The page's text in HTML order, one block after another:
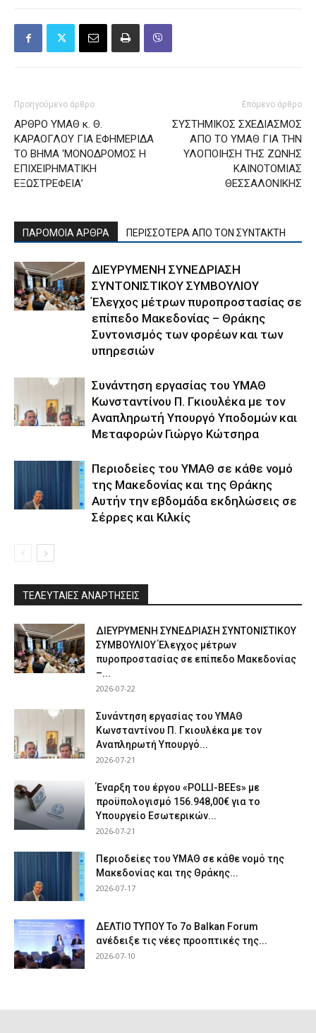
Προηγούμενο άρθρο
ΑΡΘΡΟ ΥΜΑΘ κ. Θ.
ΚΑΡΑΟΓΛΟΥ ΓΙΑ ΕΦΗΜΕΡΙΔΑ
ΤΟ ΒΗΜΑ ‘ΜΟΝΟΔΡΟΜΟΣ Η
ΕΠΙΧΕΙΡΗΜΑΤΙΚΗ
ΕΞΩΣΤΡΕΦΕΙΑ’
Επόμενο άρθρο
ΣΥΣΤΗΜΙΚΟΣ ΣΧΕΔΙΑΣΜΟΣ
ΑΠΟ ΤΟ ΥΜΑΘ ΓΙΑ ΤΗΝ
ΥΛΟΠΟΙΗΣΗ ΤΗΣ ΖΩΝΗΣ
ΚΑΙΝΟΤΟΜΙΑΣ
ΘΕΣΣΑΛΟΝΙΚΗΣ
ΠΑΡΟΜΟΙΑ ΑΡΘΡΑ ΠΕΡΙΣΣΟΤΕΡΑ ΑΠΟ ΤΟΝ ΣΥΝΤΑΚΤΗ
ΔΙΕΥΡΥΜΕΝΗ ΣΥΝΕΔΡΙΑΣΗ
ΣΥΝΤΟΝΙΣΤΙΚΟΥ ΣΥΜΒΟΥΛΙΟΥ
Έλεγχος μέτρων πυροπροστασίας σε
επίπεδο Μακεδονίας – Θράκης
Συντονισμός των φορέων και των
υπηρεσιών
Συνάντηση εργασίας του ΥΜΑΘ
Κωνσταντίνου Π. Γκιουλέκα με τον
Αναπληρωτή Υπουργό Υποδομών και
Μεταφορών Γιώργο Κώτσηρα
Περιοδείες του ΥΜΑΘ σε κάθε νομό
της Μακεδονίας και της Θράκης
Αυτήν την εβδομάδα εκδηλώσεις σε
Σέρρες και Κιλκίς
ΤΕΛΕΥΤΑΙΕΣ ΑΝΑΡΤΗΣΕΙΣ
ΔΙΕΥΡΥΜΕΝΗ ΣΥΝΕΔΡΙΑΣΗ ΣΥΝΤΟΝΙΣΤΙΚΟΥ
ΣΥΜΒΟΥΛΙΟΥ Έλεγχος μέτρων
πυροπροστασίας σε επίπεδο Μακεδονίας
–...
2026-07-22
Συνάντηση εργασίας του ΥΜΑΘ
Κωνσταντίνου Π. Γκιουλέκα με τον
Αναπληρωτή Υπουργό...
2026-07-21
Έναρξη του έργου «POLLI-BEEs» με
προϋπολογισμό 156.948,00€ για το
Υπουργείο Εσωτερικών...
2026-07-21
Περιοδείες του ΥΜΑΘ σε κάθε νομό της
Μακεδονίας και της Θράκης...
2026-07-17
ΔΕΛΤΙΟ ΤΥΠΟΥ Το 7ο Balkan Forum
ανέδειξε τις νέες προοπτικές της...
2026-07-10